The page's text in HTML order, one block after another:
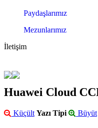
Paydaşlarımız
Mezunlarımız
İletişim
Huawei Cloud
Küçült Yazı Tipi Büyüt